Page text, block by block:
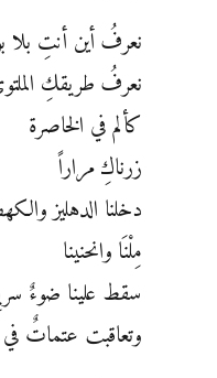
نعرفُ أين أنتِ بلا
نعرفُ طريقكِ
كألم في الخاصرة
زرناكِ مراراً
دخلنا الدهليز
مِلْنَا وانحنينا
سقط علينا ضوءٌ
وتعاقبت عتماتٌ